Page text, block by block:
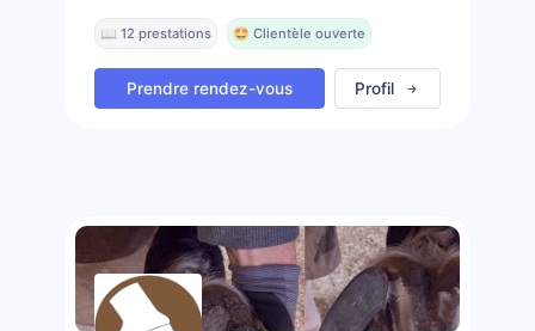
📖 12 prestations 🤩 Clientèle ouverte
Prendre rendez-vous Profil